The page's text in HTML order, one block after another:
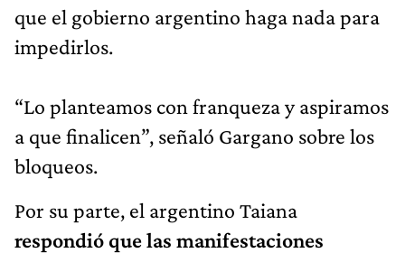
que el gobierno argentino haga nada para
impedirlos.
“Lo planteamos con franqueza y aspiramos
a que finalicen”, señaló Gargano sobre los
bloqueos.
Por su parte, el argentino Taiana
respondió que las manifestaciones